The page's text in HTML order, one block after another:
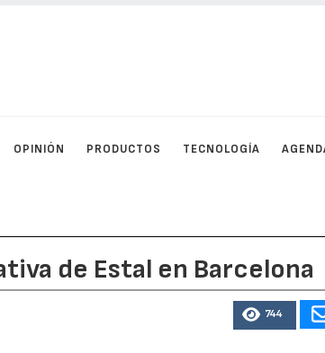
OPINIÓN PRODUCTOS TECNOLOGÍA
de Estal en Barcelona
744